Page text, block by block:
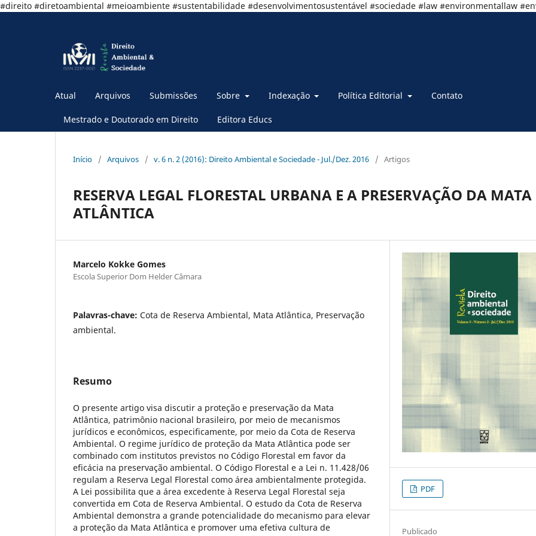
#direito #diretoambiental #meioambiente #sustentabilidade #desenvolvimentosustentável #sociedade #law #environmentallaw
Atual Arquivos Submissões Sobre Indexação Política Editorial Contato
Mestrado e Doutorado em Direito Editora Educs
Início / Arquivos / v. 6 n. 2 (2016): Direito Ambiental e Sociedade - Jul./Dez. 2016 / Artigos
RESERVA LEGAL FLORESTAL URBANA E A PRESERVAÇÃO DA MATA
ATLÂNTICA
Marcelo Kokke Gomes
Escola Superior Dom Helder Câmara
Palavras-chave: Cota de Reserva Ambiental, Mata Atlântica, Preservação
ambiental.
Resumo
O presente artigo visa discutir a proteção e preservação da Mata
Atlântica, patrimônio nacional brasileiro, por meio de mecanismos
jurídicos e econômicos, especificamente, por meio da Cota de Reserva
Ambiental. O regime jurídico de proteção da Mata Atlântica pode ser
combinado com institutos previstos no Código Florestal em favor da
eficácia na preservação ambiental. O Código Florestal e a Lei n. 11.428/06
regulam a Reserva Legal Florestal como área ambientalmente protegida.
A Lei possibilita que a área excedente à Reserva Legal Florestal seja
convertida em Cota de Reserva Ambiental. O estudo da Cota de Reserva
Ambiental demonstra a grande potencialidade do mecanismo para elevar
a proteção da Mata Atlântica e promover uma efetiva cultura de
PDF
Publicado